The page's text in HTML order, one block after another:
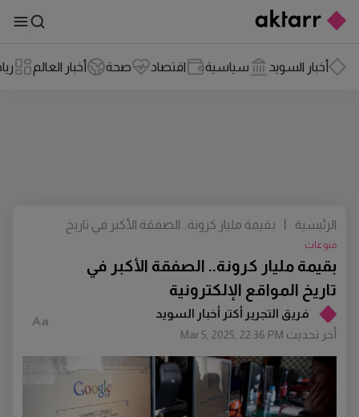
أخبار السويد سياسية اقتصاد صحة أخبار العالم
فريق التجرير أكتر أخبار السويد
أخر تحديث Mar 5, 2025, 22:36 PM
بقيمة مليار كرونة.. الصفقة الأكبر في
تاريخ المواقع الإلكترونية
منوعات
الرئيسية |
بقيمة مليار كرونة.. الصفقة الأكبر في تاريخ